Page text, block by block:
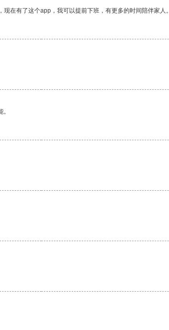
在有了这个app，我可以提前下班，有更多的时间陪伴家人。